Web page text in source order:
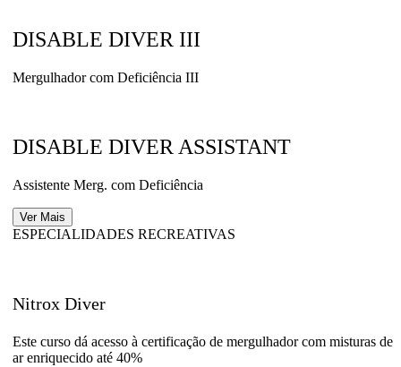
DISABLE DIVER III
Mergulhador com Deficiência III
DISABLE DIVER ASSISTANT
Assistente Merg. com Deficiência
Ver Mais
ESPECIALIDADES RECREATIVAS
Nitrox Diver
Este curso dá acesso à certificação de mergulhador com misturas de
ar enriquecido até 40%